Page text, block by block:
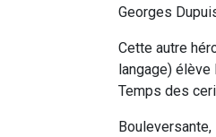
Georges
Cette autre
langage) élève
Temps des